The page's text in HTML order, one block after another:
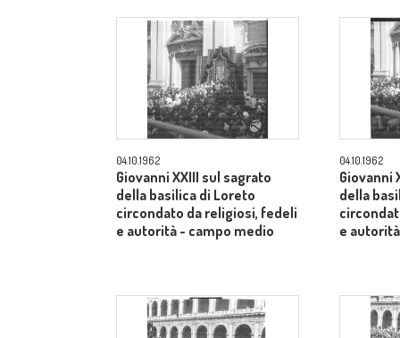
04.10.1962
Giovanni XXIII sul sagrato
della basilica di Loreto
circondato da religiosi, fedeli
e autorità - campo medio
04.10.1962
Giovanni
della
e